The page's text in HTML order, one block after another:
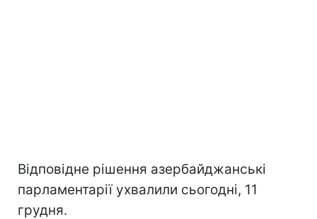
Відповідне рішення азербайджанські
парламентарії ухвалили сьогодні, 11
грудня.